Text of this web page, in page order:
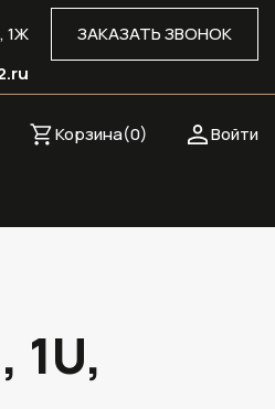
ЗАКАЗАТЬ ЗВОНОК
1Ж
Войти
Корзина(0)
1U,